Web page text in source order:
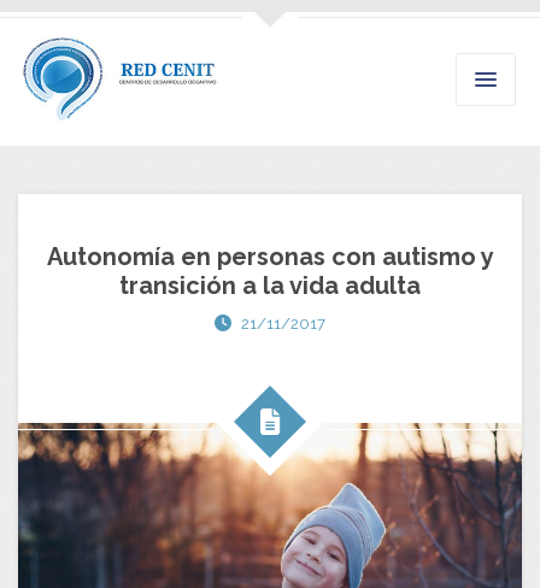
Autonomía en personas con autismo y
transición a la vida adulta
21/11/2017